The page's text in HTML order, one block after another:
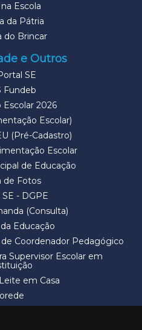
Escola
da Pátria
do Brincar
e Outros
SE
Fundeb
Escolar 2026
Escolar)
(Pré-Cadastro)
Escolar
de Educação
de Fotos
- DGPE
(Consulta)
Educação
Coordenador Pedagógico
Supervisor Escolar em
em Casa